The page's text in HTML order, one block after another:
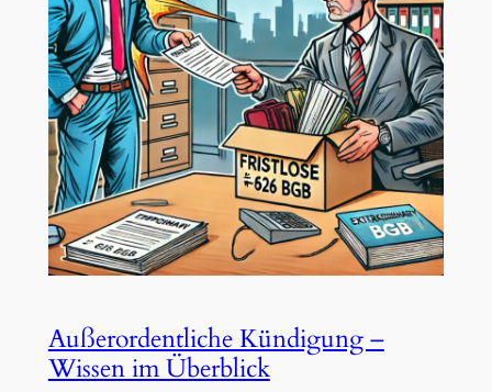
Außerordentliche Kündigung –
Wissen im Überblick